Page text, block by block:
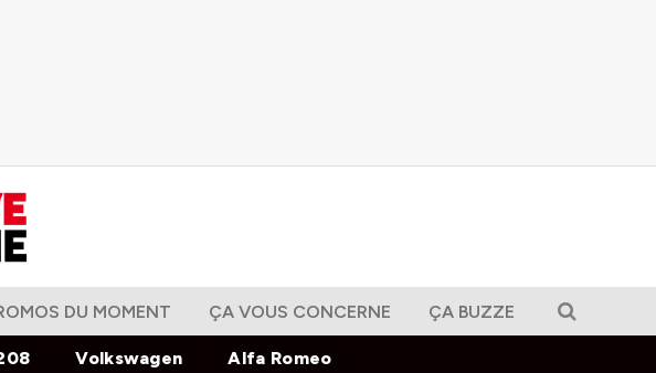
DU MOMENT ÇA VOUS CONCERNE ÇA BUZZE
Volkswagen Alfa Romeo